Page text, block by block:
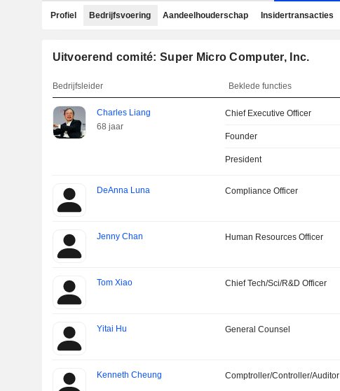
Profiel Bedrijfsvoering Aandeelhouderschap Insidertransacties
Uitvoerend comité: Super Micro Computer, Inc.
Bedrijfsleider Beklede functies
Charles Liang
68 jaar
Chief Executive Officer
Founder
President
DeAnna Luna Compliance Officer
Jenny Chan Human Resources Officer
Tom Xiao Chief Tech/Sci/R&D Officer
Yitai Hu General Counsel
Kenneth Cheung Comptroller/Controller/Auditor